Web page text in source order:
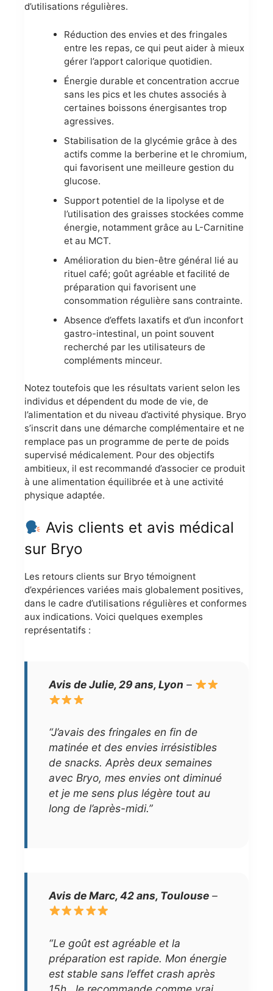
d’utilisations régulières.
Réduction des envies et des fringales
entre les repas, ce qui peut aider à mieux
gérer l’apport calorique quotidien.
Énergie durable et concentration accrue
sans les pics et les chutes associés à
certaines boissons énergisantes trop
agressives.
Stabilisation de la glycémie grâce à des
actifs comme la berberine et le chromium,
qui favorisent une meilleure gestion du
glucose.
Support potentiel de la lipolyse et de
l’utilisation des graisses stockées comme
énergie, notamment grâce au L-Carnitine
et au MCT.
Amélioration du bien-être général lié au
rituel café; goût agréable et facilité de
préparation qui favorisent une
consommation régulière sans contrainte.
Absence d’effets laxatifs et d’un inconfort
gastro-intestinal, un point souvent
recherché par les utilisateurs de
compléments minceur.
Notez toutefois que les résultats varient selon les
individus et dépendent du mode de vie, de
l’alimentation et du niveau d’activité physique. Bryo
s’inscrit dans une démarche complémentaire et ne
remplace pas un programme de perte de poids
supervisé médicalement. Pour des objectifs
ambitieux, il est recommandé d’associer ce produit
à une alimentation équilibrée et à une activité
physique adaptée.
Avis clients et avis médical
sur Bryo
Les retours clients sur Bryo témoignent
d’expériences variées mais globalement positives,
dans le cadre d’utilisations régulières et conformes
aux indications. Voici quelques exemples
représentatifs :
Avis de Julie, 29 ans, Lyon –
“J’avais des fringales en fin de
matinée et des envies irrésistibles
de snacks. Après deux semaines
avec Bryo, mes envies ont diminué
et je me sens plus légère tout au
long de l’après-midi.”
Avis de Marc, 42 ans, Toulouse –
“Le goût est agréable et la
préparation est rapide. Mon énergie
est stable sans l’effet crash après